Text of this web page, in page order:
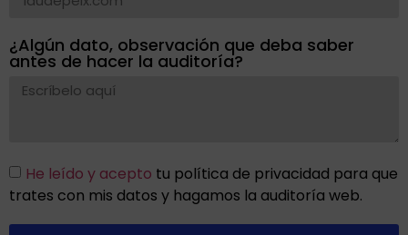
¿Algún dato, observación que deba saber
antes de hacer la auditoría?
He leído y acepto tu política de privacidad para que
trates con mis datos y hagamos la auditoría web.